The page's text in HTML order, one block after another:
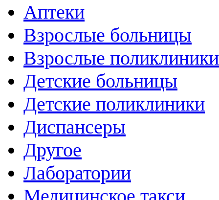
Аптеки
Взрослые больницы
Взрослые поликлиники
Детские больницы
Детские поликлиники
Диспансеры
Другое
Лаборатории